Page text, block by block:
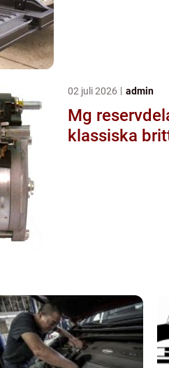
02 juli 2026 admin
Mg reservdelar så håller
klassiska